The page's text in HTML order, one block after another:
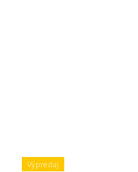
Výpredaj